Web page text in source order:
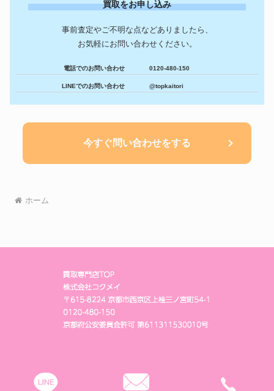
買取をお申し込み
事前査定やご不明な点などありましたら、
お気軽にお問い合わせください。
電話でのお問い合わせ 0120-480-150
LINEでのお問い合わせ @topkaitori
今すぐ問い合わせをする
ホーム